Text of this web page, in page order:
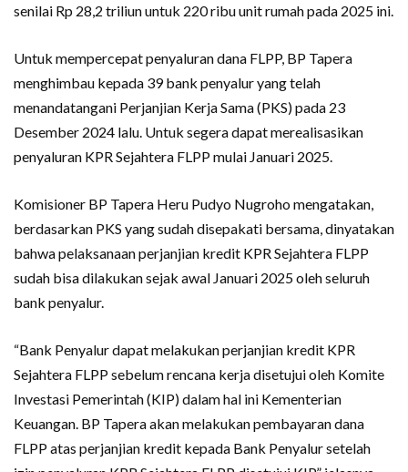
senilai Rp 28,2 triliun untuk 220 ribu unit rumah pada 2025 ini.
Untuk mempercepat penyaluran dana FLPP, BP Tapera
menghimbau kepada 39 bank penyalur yang telah
menandatangani Perjanjian Kerja Sama (PKS) pada 23
Desember 2024 lalu. Untuk segera dapat merealisasikan
penyaluran KPR Sejahtera FLPP mulai Januari 2025.
Komisioner BP Tapera Heru Pudyo Nugroho mengatakan,
berdasarkan PKS yang sudah disepakati bersama, dinyatakan
bahwa pelaksanaan perjanjian kredit KPR Sejahtera FLPP
sudah bisa dilakukan sejak awal Januari 2025 oleh seluruh
bank penyalur.
“Bank Penyalur dapat melakukan perjanjian kredit KPR
Sejahtera FLPP sebelum rencana kerja disetujui oleh Komite
Investasi Pemerintah (KIP) dalam hal ini Kementerian
Keuangan. BP Tapera akan melakukan pembayaran dana
FLPP atas perjanjian kredit kepada Bank Penyalur setelah